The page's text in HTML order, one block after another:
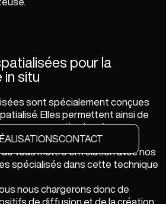
CONTACT
pour la
in situ
sont spécialement conçues
Elles permettent ainsi de
sonores optimales dans
vous mettre en relation avec nos
spécialisés dans cette technique
nous chargerons donc de
de diffusion et de la création